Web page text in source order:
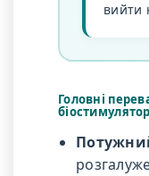
вийти
Головні